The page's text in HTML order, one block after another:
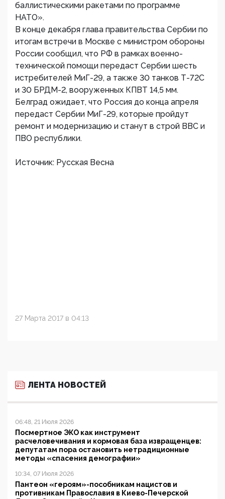
баллистическими ракетами по программе
НАТО».
В конце декабря глава правительства Сербии по
итогам встречи в Москве с министром обороны
России сообщил, что РФ в рамках военно-
технической помощи передаст Сербии шесть
истребителей МиГ-29, а также 30 танков Т-72С
и 30 БРДМ-2, вооруженных КПВТ 14,5 мм.
Белград ожидает, что Россия до конца апреля
передаст Сербии МиГ-29, которые пройдут
ремонт и модернизацию и станут в строй ВВС и
ПВО республики.
Источник: Русская Весна
27 Марта 2017 в 04:13
ЛЕНТА НОВОСТЕЙ
06:48, 21 Июля 2026
Посмертное ЭКО как инструмент
расчеловечивания и кормовая база извращенцев:
депутатам пора остановить нетрадиционные
методы «спасения демографии»
10:34, 07 Июля 2026
Пантеон «героям»-пособникам нацистов и
противникам Православия в Киево-Печерской